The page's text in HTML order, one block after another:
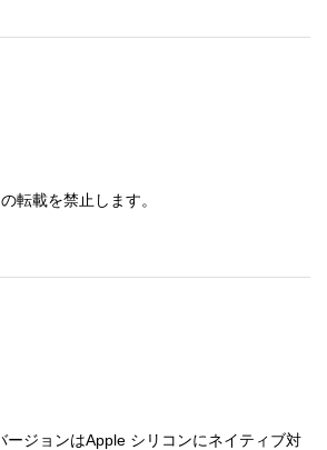
転載を禁止します。
ージョンはApple シリコンにネイティブ対